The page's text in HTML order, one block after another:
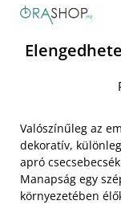
Valószínűleg az
dekoratív,
apró
Manapság egy
környezetében